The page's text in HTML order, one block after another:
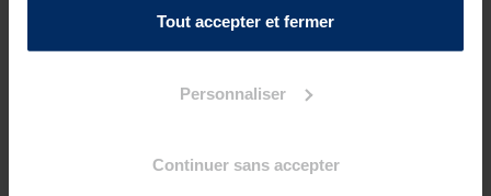
Tout accepter et fermer
Personnaliser
Continuer sans accepter
1 Head Spa japonais premium - soin et massage du cuir